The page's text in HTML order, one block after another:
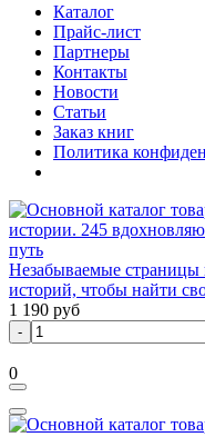
Каталог
Прайс-лист
Партнеры
Контакты
Новости
Статьи
Заказ книг
Политика
Незабываемые
историй, чтобы найти
1 190 руб
0